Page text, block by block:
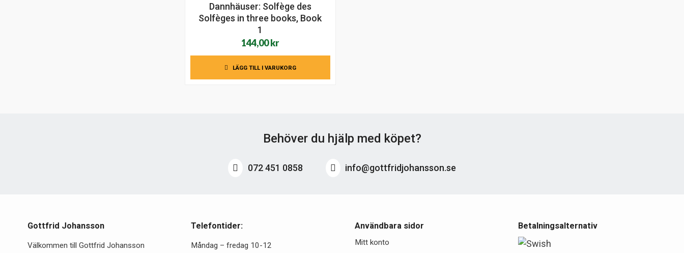
Dannhäuser: Solfège des
Solfèges in three books, Book
1
144,00kr
LÄGG TILL I VARUKORG
Behöver du hjälp med köpet?
072 451 0858 info@gottfridjohansson.se
Gottfrid Johansson
Välkommen till Gottfrid Johansson
Telefontider:
Måndag – fredag 10-12
Användbara sidor
Mitt konto
Betalningsalternativ